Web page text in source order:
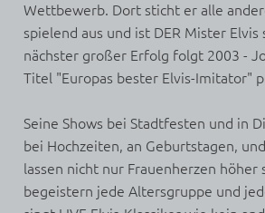
Wettbewerb. Dort sticht er alle
spielend aus und ist DER Mister Elvis
nächster großer Erfolg folgt 2003 -
Titel "Europas bester Elvis-Imitator"
Seine Shows bei Stadtfesten und in
bei Hochzeiten, an Geburtstagen,
lassen nicht nur Frauenherzen höher
begeistern jede Altersgruppe und